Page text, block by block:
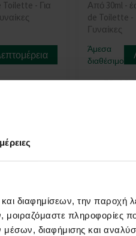
διαφημίσεων, την παροχή
μοιραζόμαστε πληροφορίες
μέσων, διαφήμισης και
Toilette - Για
Από 30ml -
de Toilette -
Γυναίκες
Άμεσα
διαθέσιμο
53,00